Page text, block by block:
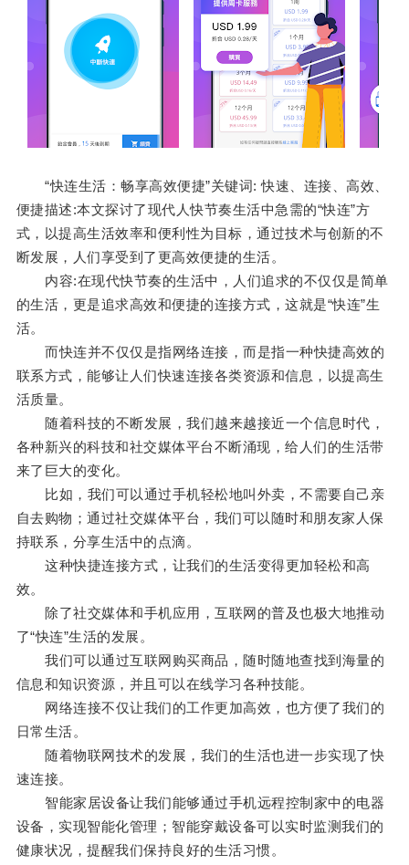
“快连生活：畅享高效便捷”关键词: 快速、连接、高效、
便捷描述:本文探讨了现代人快节奏生活中急需的“快连”方
式，以提高生活效率和便利性为目标，通过技术与创新的不
断发展，人们享受到了更高效便捷的生活。
内容:在现代快节奏的生活中，人们追求的不仅仅是简单
的生活，更是追求高效和便捷的连接方式，这就是“快连”生
活。
而快连并不仅仅是指网络连接，而是指一种快捷高效的
联系方式，能够让人们快速连接各类资源和信息，以提高生
活质量。
随着科技的不断发展，我们越来越接近一个信息时代，
各种新兴的科技和社交媒体平台不断涌现，给人们的生活带
来了巨大的变化。
比如，我们可以通过手机轻松地叫外卖，不需要自己亲
自去购物；通过社交媒体平台，我们可以随时和朋友家人保
持联系，分享生活中的点滴。
这种快捷连接方式，让我们的生活变得更加轻松和高
效。
除了社交媒体和手机应用，互联网的普及也极大地推动
了“快连”生活的发展。
我们可以通过互联网购买商品，随时随地查找到海量的
信息和知识资源，并且可以在线学习各种技能。
网络连接不仅让我们的工作更加高效，也方便了我们的
日常生活。
随着物联网技术的发展，我们的生活也进一步实现了快
速连接。
智能家居设备让我们能够通过手机远程控制家中的电器
设备，实现智能化管理；智能穿戴设备可以实时监测我们的
健康状况，提醒我们保持良好的生活习惯。